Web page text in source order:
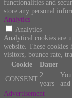
functionalities and
store any personal
Analytics
Analytics
Analytical cookies are
website. These
visitors, bounce rate,
Cookie
Dauer
CONSENT 2
years
and
Advertisement